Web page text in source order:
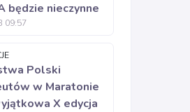
będzie nieczynne
09:57
Polski
w Maratonie
X edycja